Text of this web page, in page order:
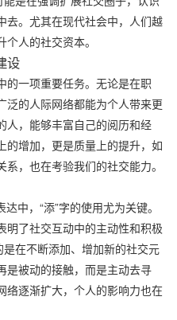
去。尤其在现代社会中，人们越
人的社交资本。
设
的一项重要任务。无论是在职
泛的人际网络都能为个人带来更
人，能够丰富自己的阅历和经
的增加，更是质量上的提升，如
，也在考验我们的社交能力。
中，“添”字的使用尤为关键。
明了社交互动中的主动性和积极
在不断添加、增加新的社交元
是被动的接触，而是主动去寻
络逐渐扩大，个人的影响力也在